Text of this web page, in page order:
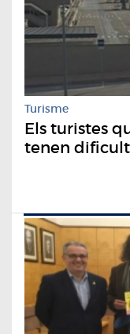
Turisme
Els turistes
tenen